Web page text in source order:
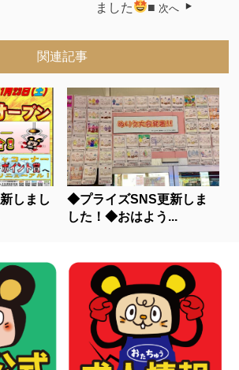
ました
■ 次へ
関連記事
しまし
◆プライズSNS更新しま
した！◆おはよう...